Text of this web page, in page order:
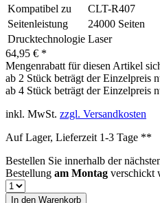
Kompatibel zu
CLT-R407
Seitenleistung
24000 Seiten
Drucktechnologie Laser
64,95 € *
Mengenrabatt für diesen Artikel
ab 2 Stück beträgt der Einzelpreis
ab 4 Stück beträgt der Einzelpreis
inkl. MwSt. zzgl. Versandkosten
Auf Lager, Lieferzeit 1-3 Tage **
Bestellen Sie innerhalb der
Bestellung am Montag verschickt
In den Warenkorb